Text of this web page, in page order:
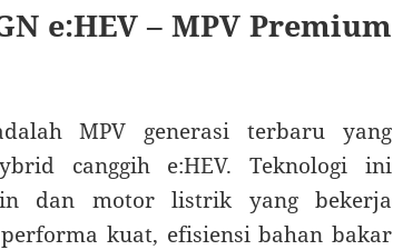
e:HEV – MPV Premium
MPV generasi terbaru yang
canggih e:HEV. Teknologi ini
dan motor listrik yang bekerja
kuat, efisiensi bahan bakar